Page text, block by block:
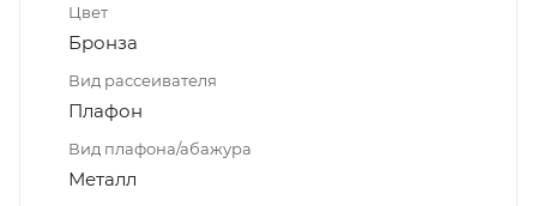
Цвет
Бронза
Вид рассеивателя
Плафон
Вид плафона/абажура
Металл